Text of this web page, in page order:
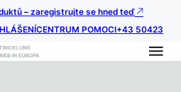
– zaregistrujte se hned teď
CENTRUM POMOCI+43 50423